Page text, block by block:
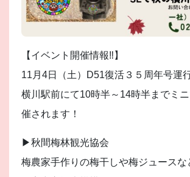
【イベント開催情報‼︎】
11月4日（土）D51復活３５周年号運
横川駅前にて10時半～14時半までミ
催されます！
▶︎秋間梅林観光協会
梅農家手作りの梅干しや梅ジュースな